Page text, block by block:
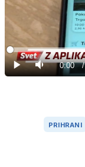
Predvajaj
Tiho Current
0:00 /
Loaded:
0%
PRIHRANI